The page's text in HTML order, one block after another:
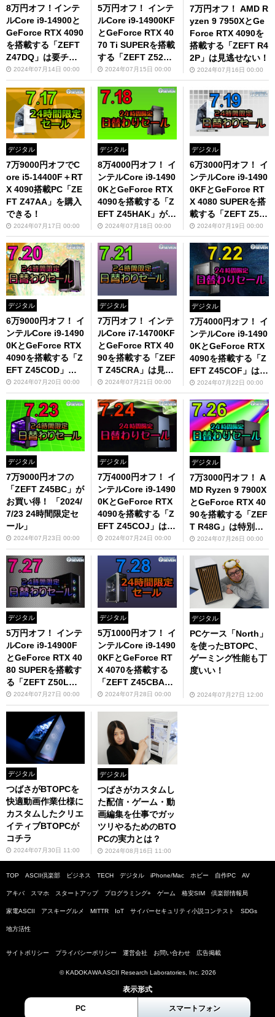
8万円オフ！インテ
ルCore i9-14900と
GeForce RTX 4090
を搭載する「ZEFT
Z47DQ」は要チェ
ック！
2024年07月14日 00:00
5万円オフ！ インテ
ルCore i9-14900KF
とGeForce RTX 40
70 Ti SUPERを搭載
する「ZEFT Z52C
Q」が特別価格
2024年07月15日 00:00
7万円オフ！ AMD R
yzen 9 7950XとGe
Force RTX 4090を
搭載する「ZEFT R4
2P」は見逃せない！
2024年07月16日 00:00
デジタル
7万9000円オフでC
ore i5-14400F＋RT
X 4090搭載PC「ZE
FT Z47AA」を購入
できる！
2024年07月17日 00:00
デジタル
8万4000円オフ！ イ
ンテルCore i9-1490
0KとGeForce RTX
4090を搭載する「Z
EFT Z45HAK」が超
お得2024年07月18日 00:00
デジタル
6万3000円オフ！ イ
ンテルCore i9-1490
0KFとGeForce RT
X 4080 SUPERを搭
載する「ZEFT Z50
T」は要チェック！
2024年07月19日 00:00
デジタル
6万9000円オフ！ イ
ンテルCore i9-1490
0KとGeForce RTX
4090を搭載する「Z
EFT Z45COD」が
特別価格
2024年07月20日 00:00
デジタル
7万円オフ！ インテ
ルCore i7-14700KF
とGeForce RTX 40
90を搭載する「ZEF
T Z45CRA」は見逃
せない！
2024年07月21日 00:00
デジタル
7万4000円オフ！ イ
ンテルCore i9-1490
0KとGeForce RTX
4090を搭載する「Z
EFT Z45COF」は超
お得2024年07月22日 00:00
デジタル
7万9000円オフの
「ZEFT Z45BC」が
お買い得！ 「2024/
7/23 24時間限定セ
ール」
2024年07月23日 00:00
デジタル
7万4000円オフ！ イ
ンテルCore i9-1490
0KとGeForce RTX
4090を搭載する「Z
EFT Z45COJ」は要
チェック
2024年07月24日 00:00
デジタル
7万3000円オフ！ A
MD Ryzen 9 7900X
とGeForce RTX 40
90を搭載する「ZEF
T R48G」は特別価
格2024年07月26日 00:00
デジタル
5万円オフ！ インテ
ルCore i9-14900F
とGeForce RTX 40
80 SUPERを搭載す
る「ZEFT Z50L」
は見逃せない！
2024年07月27日 00:00
デジタル
5万1000円オフ！ イ
ンテルCore i9-1490
0KFとGeForce RT
X 4070を搭載する
「ZEFT Z45CBA」
は超お得
2024年07月28日 00:00
デジタル
PCケース「North」
を使ったBTOPC、
ゲーミング性能も丁
度いい！
2024年07月27日 12:00
デジタル
つばさがBTOPCを
快適動画作業仕様に
カスタムしたクリエ
イティブBTOPCが
コチラ
2024年07月30日 11:00
デジタル
つばさがカスタムし
た配信・ゲーム・動
画編集を仕事でガッ
ツリやるためのBTO
PCの実力とは？
2024年08月16日 11:00
TOP ASCII倶楽部 ビジネス TECH デジタル iPhone/Mac ホビー 自作PC AV
アキバ スマホ スタートアップ プログラミング+ ゲーム 格安SIM 倶楽部情報局
家電ASCII アスキーグルメ MITTR IoT サイバーセキュリティ小説コンテスト SDGs
地方活性
サイトポリシー プライバシーポリシー 運営会社 お問い合わせ 広告掲載
© KADOKAWA ASCII Research Laboratories, Inc. 2026
表示形式
PC スマートフォン